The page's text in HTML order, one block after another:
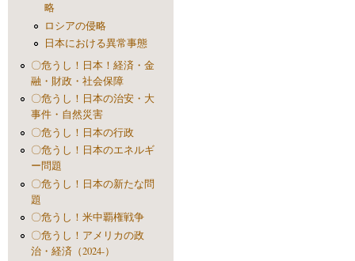
略
ロシアの侵略
日本における異常事態
〇危うし！日本！経済・金
融・財政・社会保障
〇危うし！日本の治安・大
事件・自然災害
〇危うし！日本の行政
〇危うし！日本のエネルギ
ー問題
〇危うし！日本の新たな問
題
〇危うし！米中覇権戦争
〇危うし！アメリカの政
治・経済（2024-）